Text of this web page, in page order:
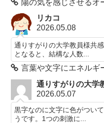
陽の気を感じさせるオ
リカコ
2026.05.08
通りすがりの大学教員様共
となると、結構な人数...
言葉や文字にエネルギ
通りすがりの大学
2026.05.07
黒字なのに文字に色がつい
うです。1つの刺激に...